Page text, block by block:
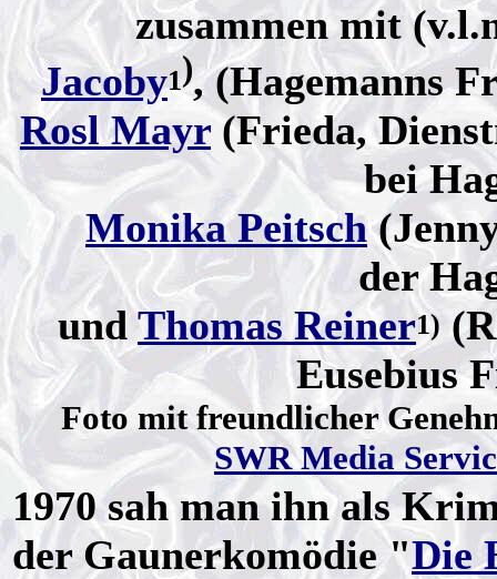
zusammen mit
Jacoby1), (Hagemanns
Rosl Mayr (Frieda,
bei
Monika Peitsch
der
undThomas Reiner1)
Eusebius
Foto mit freundlicher
SWR Media
1970 sah man ihn als
der Gaunerkomödie "Die